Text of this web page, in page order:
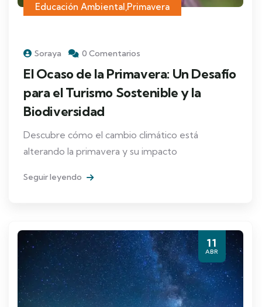
Educación Ambiental ,Primavera
Soraya 0 Comentarios
El Ocaso de la Primavera: Un Desafío
para el Turismo Sostenible y la
Biodiversidad
Descubre cómo el cambio climático está
alterando la primavera y su impacto
Seguir leyendo
11
ABR